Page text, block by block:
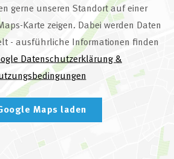
gerne unseren Standort auf einer
Karte zeigen. Dabei werden Daten
- ausführliche Informationen finden
Datenschutzerklärung &
Maps laden